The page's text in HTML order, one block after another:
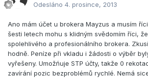
Odesláno 4. prosince, 2013
Ano mám účet u brokera Mayzus a musím
šesti letech mohu s klidným svědomím říci,
spolehlivého a profesionálního brokera.
hodně. Peníze při vkladu i žádosti o výběr
vyřešeny. Umožńuje STP účty, takže 0
zavírání pozic bezproblémů rychlé. Nemá